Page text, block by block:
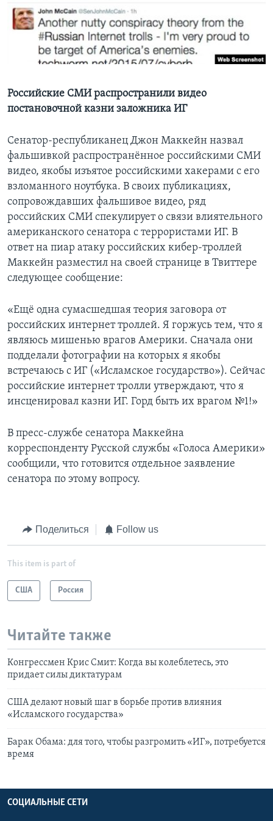
Learning English
СОЦИАЛЬНЫЕ СЕТИ
Языки
Российские СМИ распространили видео
постановочной казни заложника ИГ
Сенатор-республиканец Джон Маккейн назвал
фальшивкой распространённое российскими СМИ
видео, якобы изъятое российскими хакерами с его
взломанного ноутбука. В своих публикациях,
сопровождавших фальшивое видео, ряд
российских СМИ спекулирует о связи влиятельного
американского сенатора с террористами ИГ. В
ответ на пиар атаку российских кибер-троллей
Маккейн разместил на своей странице в Твиттере
следующее сообщение:
«Ещё одна сумасшедшая теория заговора от
российских интернет троллей. Я горжусь тем, что я
являюсь мишенью врагов Америки. Сначала они
подделали фотографии на которых я якобы
встречаюсь с ИГ («Исламское государство»). Сейчас
российские интернет тролли утверждают, что я
инсценировал казни ИГ. Горд быть их врагом №1!»
В пресс-службе сенатора Маккейна
корреспонденту Русской службы «Голоса Америки»
сообщили, что готовится отдельное заявление
сенатора по этому вопросу.
Поделиться Follow us
This item is part of
США Россия
Читайте также
Конгрессмен Крис Смит: Когда вы колеблетесь, это
придает силы диктатурам
США делают новый шаг в борьбе против влияния
«Исламского государства»
Барак Обама: для того, чтобы разгромить «ИГ», потребуется
время
СОЦИАЛЬНЫЕ СЕТИ